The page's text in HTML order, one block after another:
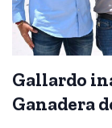
Gallardo
Ganadera